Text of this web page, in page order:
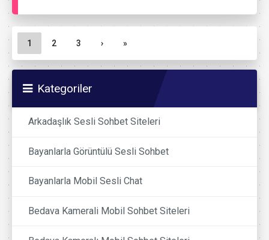
Sayfa gezinme
Geçerli Sayfa
1 Sayfa
2 Sayfa
3 › »
Kategoriler
Arkadaşlık Sesli Sohbet Siteleri
Bayanlarla Görüntülü Sesli Sohbet
Bayanlarla Mobil Sesli Chat
Bedava Kamerali Mobil Sohbet Siteleri